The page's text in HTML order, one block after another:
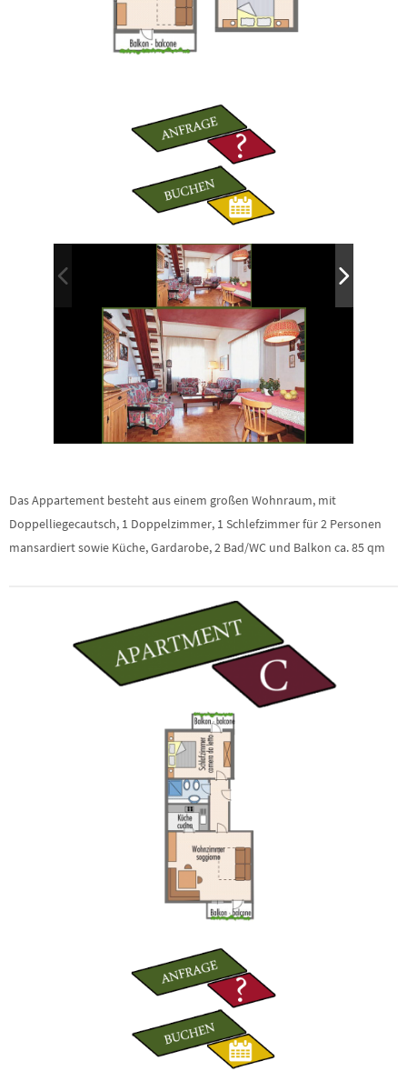
Das Appartement besteht aus einem großen Wohnraum, mit
Doppelliegecautsch, 1 Doppelzimmer, 1 Schlefzimmer für 2 Personen
mansardiert sowie Küche, Gardarobe, 2 Bad/WC und Balkon ca. 85 qm